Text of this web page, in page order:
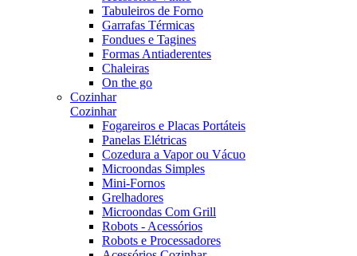
Tabuleiros de Forno
Garrafas Térmicas
Fondues e Tagines
Formas Antiaderentes
Chaleiras
On the go
Cozinhar
Cozinhar
Fogareiros e Placas Portáteis
Panelas Elétricas
Cozedura a Vapor ou Vácuo
Microondas Simples
Mini-Fornos
Grelhadores
Microondas Com Grill
Robots - Acessórios
Robots e Processadores